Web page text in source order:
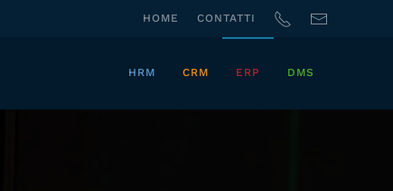
HOME CONTATTI
HRM CRM ERP DMS